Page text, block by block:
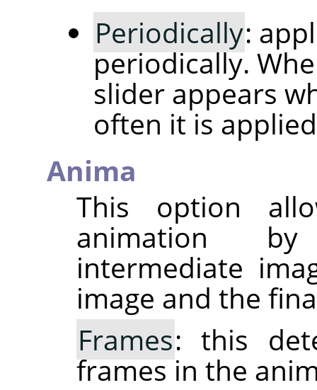
Periodically:
periodically.
slider appears
often it is
Anima
This option
animation
intermediate
image and the
Frames: this
frames in the